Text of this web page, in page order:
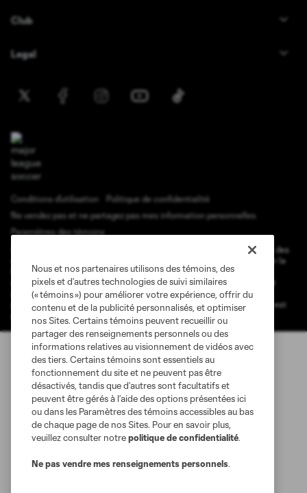
Club
Legal
Conditions d'utilisation
Politique de confidentialité
Ne vendez pas et ne partagez pas mes information personnelles.
Paramètres des témoins
@2026 MLS. Le nom et l'écusson Major League Soccer et MLS sont des
marques déposées de Major League Soccer, LLC (“MLS”) protégés par la
loi. Les noms et les logos des différentes équipes de MLS sont des
marques déposées ou des marques de droit commun de MLS ou sont
utilisées avec l’autorisation ou l'accord tacite préalable de leurs
propriétaires. Toute l’utilisation de leurs noms et logos non-autorisée est
par conséquent prohibée est interdite.
Nous et nos partenaires utilisons des témoins, des
pixels et d’autres technologies de suivi similaires
(« témoins ») pour améliorer votre expérience, offrir du
contenu et de la publicité personnalisés, et optimiser
nos Sites. Certains témoins peuvent recueillir ou
partager des renseignements personnels ou des
informations relatives au visionnement de vidéos avec
des tiers. Certains témoins sont essentiels au
fonctionnement du site et ne peuvent pas être
désactivés, tandis que d’autres sont facultatifs et
peuvent être gérés à l’aide des options présentées ici
ou dans les Paramètres des témoins accessibles au bas
de chaque page de nos Sites. Pour en savoir plus,
veuillez consulter notrepolitique de confidentialité.
Ne pas vendre mes renseignements personnels.